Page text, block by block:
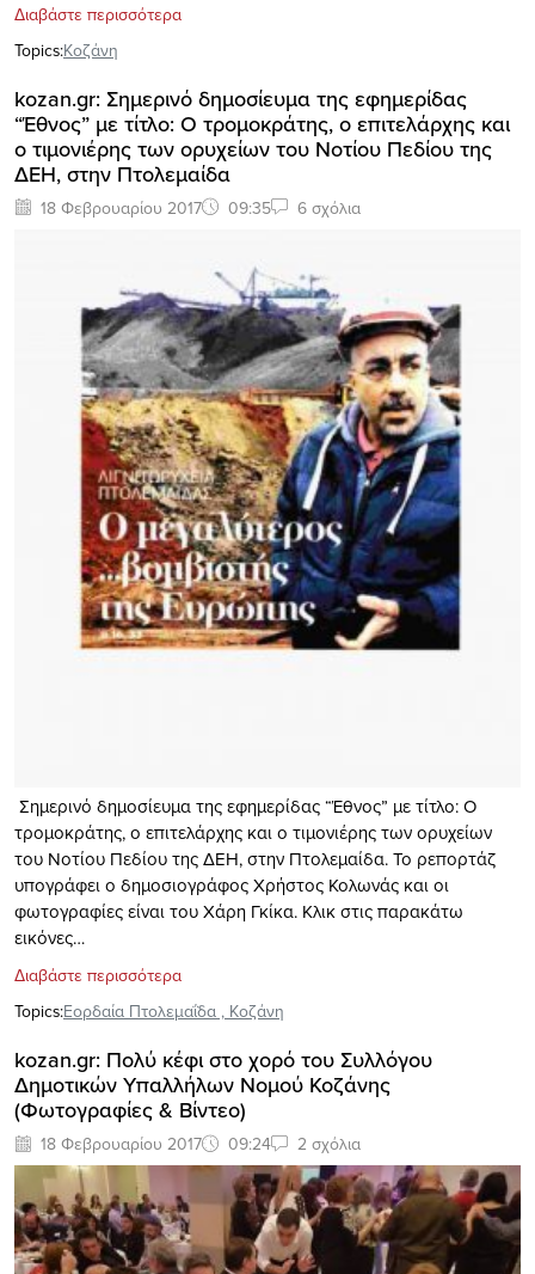
Διαβάστε περισσότερα
Topics:Κοζάνη
kozan.gr: Σημερινό δημοσίευμα της εφημερίδας
“Έθνος” με τίτλο: Ο τρομοκράτης, ο επιτελάρχης και
ο τιμονιέρης των ορυχείων του Νοτίου Πεδίου της
ΔΕΗ, στην Πτολεμαίδα
18 Φεβρουαρίου 2017 09:35 6 σχόλια
Σημερινό δημοσίευμα της εφημερίδας “Έθνος” με τίτλο: Ο
τρομοκράτης, ο επιτελάρχης και ο τιμονιέρης των ορυχείων
του Νοτίου Πεδίου της ΔΕΗ, στην Πτολεμαίδα. To ρεπορτάζ
υπογράφει ο δημοσιογράφος Χρήστος Κολωνάς και οι
φωτογραφίες είναι του Χάρη Γκίκα. Kλικ στις παρακάτω
εικόνες…
Διαβάστε περισσότερα
Topics:Εορδαία Πτολεμαΐδα , Κοζάνη
kozan.gr: Πολύ κέφι στο χορό του Συλλόγου
Δημοτικών Υπαλλήλων Νομού Κοζάνης
(Φωτογραφίες & Βίντεο)
18 Φεβρουαρίου 2017 09:24 2 σχόλια